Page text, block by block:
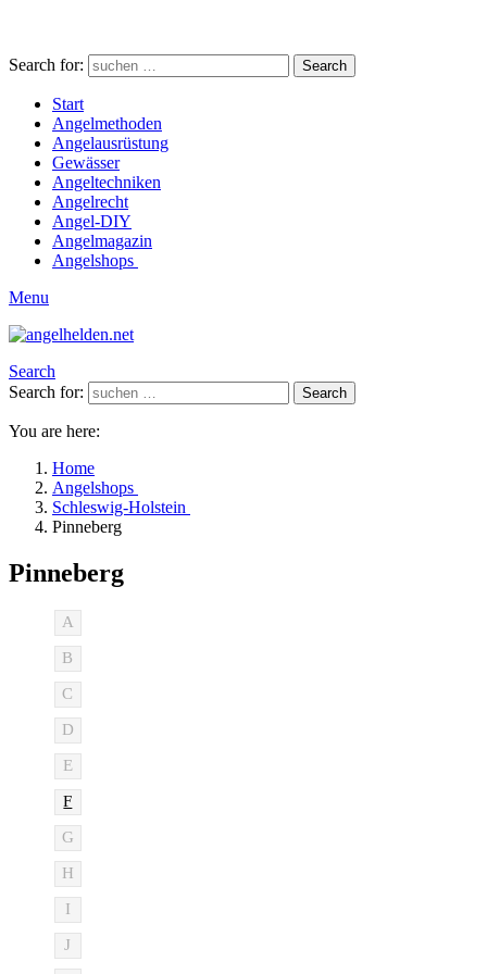
Search for: Search
Start
Angelmethoden
Angelausrüstung
Gewässer
Angeltechniken
Angelrecht
Angel-DIY
Angelmagazin
Angelshops
Menu
Search
Search for:
Search
You are here:
Home
Angelshops
Schleswig-Holstein
Pinneberg
Pinneberg
A
B
C
D
E
F
G
H
I
J